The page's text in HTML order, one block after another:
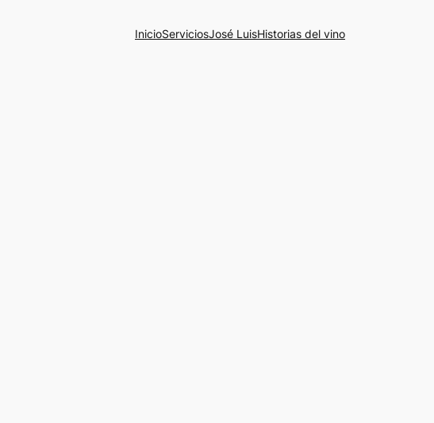
InicioServiciosJosé LuisHistorias del vino